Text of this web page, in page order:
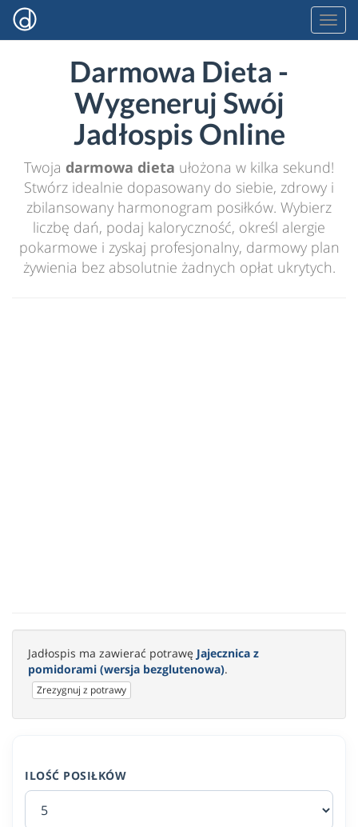
Darmowa Dieta -
Wygeneruj Swój
Jadłospis Online
Twoja darmowa dieta ułożona w kilka sekund!
Stwórz idealnie dopasowany do siebie, zdrowy i
zbilansowany harmonogram posiłków. Wybierz
liczbę dań, podaj kaloryczność, określ alergie
pokarmowe i zyskaj profesjonalny, darmowy plan
żywienia bez absolutnie żadnych opłat ukrytych.
Jadłospis ma zawierać potrawę Jajecznica z
pomidorami (wersja bezglutenowa).
Zrezygnuj z potrawy
ILOŚĆ POSIŁKÓW